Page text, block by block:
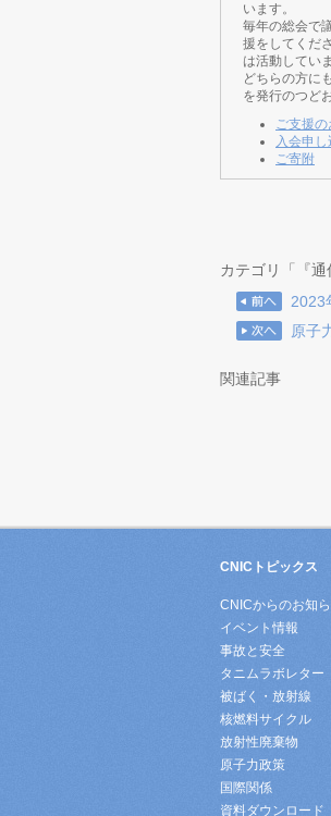
います。
毎年の総会で
援をしてくだ
は活動してい
どちらの方に
を発行のつど
ご支援
入会申
ご寄附
カテゴリ「『
2023
原子
関連記事
CNICトピックス
CNICからのお知
イベント情報
事故と安全
タニムラボレター
被ばく・放射線
核燃料サイクル
放射性廃棄物
原子力政策
国際関係
資料ダウンロード